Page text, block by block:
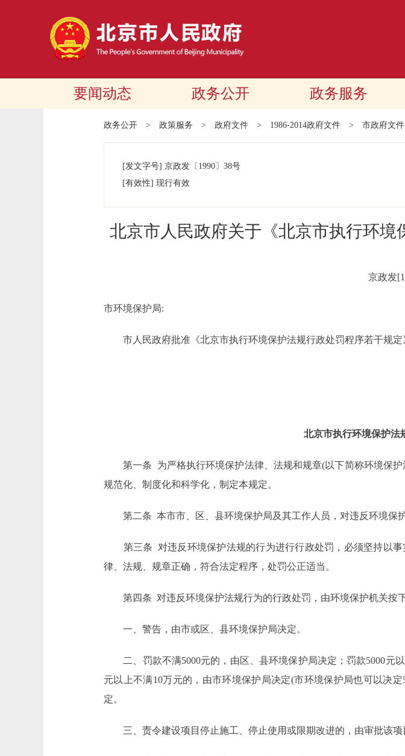
要闻动态 政务公开 政务服务
政务公开 > 政策服务 > 政府文件 > 1986-2014政府文件 > 市政府文件
[发文字号] 京政发 〔1990〕 38号
[有效性] 现行有效
北京市人民政府关于《北京市执行环
京政发
市环境保护局:
市人民政府批准《北京市执行环境保护法规行政处罚程序若干规定
北京市执行环境保护法
第一条 为严格执行环境保护法律、法规和规章(以下简称环境保护
规范化、制度化和科学化，制定本规定。
第二条 本市市、区、县环境保护局及其工作人员，对违反环境保护
第三条 对违反环境保护法规的行为进行行政处罚，必须坚持以事
律、法规、规章正确，符合法定程序，处罚公正适当。
第四条 对违反环境保护法规行为的行政处罚，由环境保护机关按下
一、警告，由市或区、县环境保护局决定。
二、罚款不满5000元的，由区、县环境保护局决定；罚款5000元
元以上不满10万元的，由市环境保护局决定(市环境保护局也可以决
定。
三、责令建设项目停止施工、停止使用或限期改进的，由审批该项